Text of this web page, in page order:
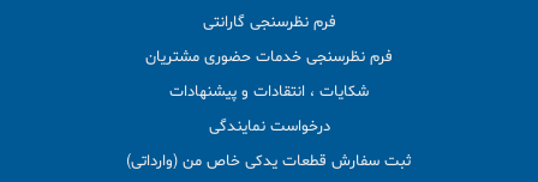
فرم نظرسنجی گارانتی
فرم نظرسنجی خدمات حضوری مشتریان
شکایات ، انتقادات و پیشنهادات
درخواست نمایندگی
ثبت سفارش قطعات یدکی خاص من (وارداتی)